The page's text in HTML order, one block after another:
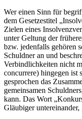
Wer einen Sinn für
dem Gesetzestitel
Zielen eines
unter Geltung der
bzw. jedenfalls gehören
Schuldner an und
Verbindlichkeiten nicht
concurrere) hingegen ist
gesprochen das
gemeinsamen
kann. Das Wort
Gläubiger untereinander,